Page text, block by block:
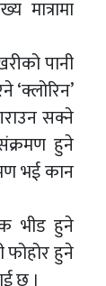
मात्रामा
पानी
‘क्लोरिन’
सक्ने
हुने
भई कान
भीड हुने
फोहोर हुने